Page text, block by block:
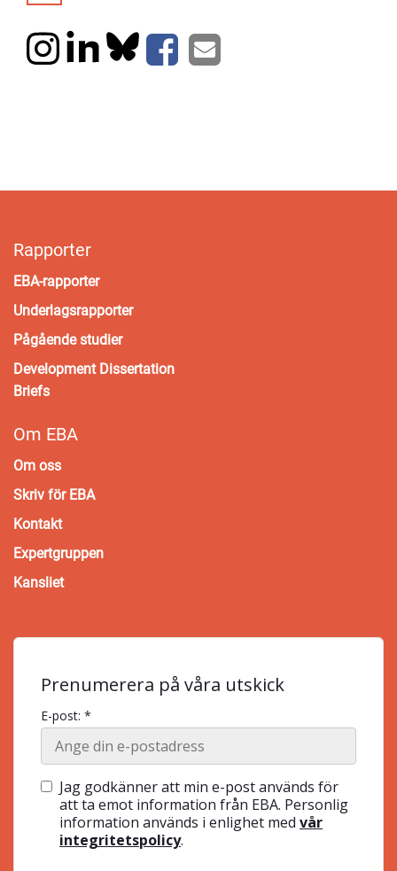
Rapporter
EBA-rapporter
Underlagsrapporter
Pågående studier
Development Dissertation
Briefs
Om EBA
Om oss
Skriv för EBA
Kontakt
Expertgruppen
Kansliet
Prenumerera på våra utskick
E-post: *
Jag godkänner att min e-post används för
att ta emot information från EBA. Personlig
information används i enlighet med vår
integritetspolicy.